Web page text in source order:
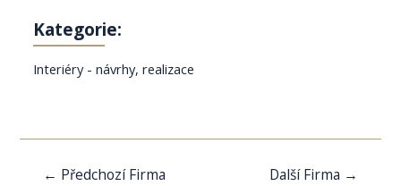
Kategorie:
Interiéry - návrhy, realizace
Navigace
← Předchozí Firma Další Firma →